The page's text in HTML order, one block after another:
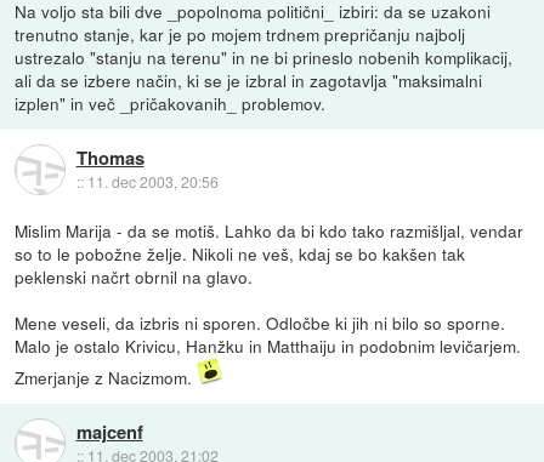
Na voljo sta bili dve _popolnoma politični_ izbiri: da se uzakoni
trenutno stanje, kar je po mojem trdnem prepričanju najbolj
ustrezalo "stanju na terenu" in ne bi prineslo nobenih komplikacij,
ali da se izbere način, ki se je izbral in zagotavlja "maksimalni
izplen" in več _pričakovanih_ problemov.
Thomas
:: 11. dec 2003, 20:56
Mislim Marija - da se motiš. Lahko da bi kdo tako razmišljal, vendar
so to le pobožne želje. Nikoli ne veš, kdaj se bo kakšen tak
peklenski načrt obrnil na glavo.
Mene veseli, da izbris ni sporen. Odločbe ki jih ni bilo so sporne.
Malo je ostalo Krivicu, Hanžku in Matthaiju in podobnim levičarjem.
Zmerjanje z Nacizmom.
majcenf
:: 11. dec 2003, 21:02